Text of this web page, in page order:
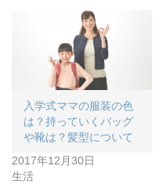
入学式ママの服装の色
は？持っていくバッグ
や靴は？髪型について
2017年12月30日
生活